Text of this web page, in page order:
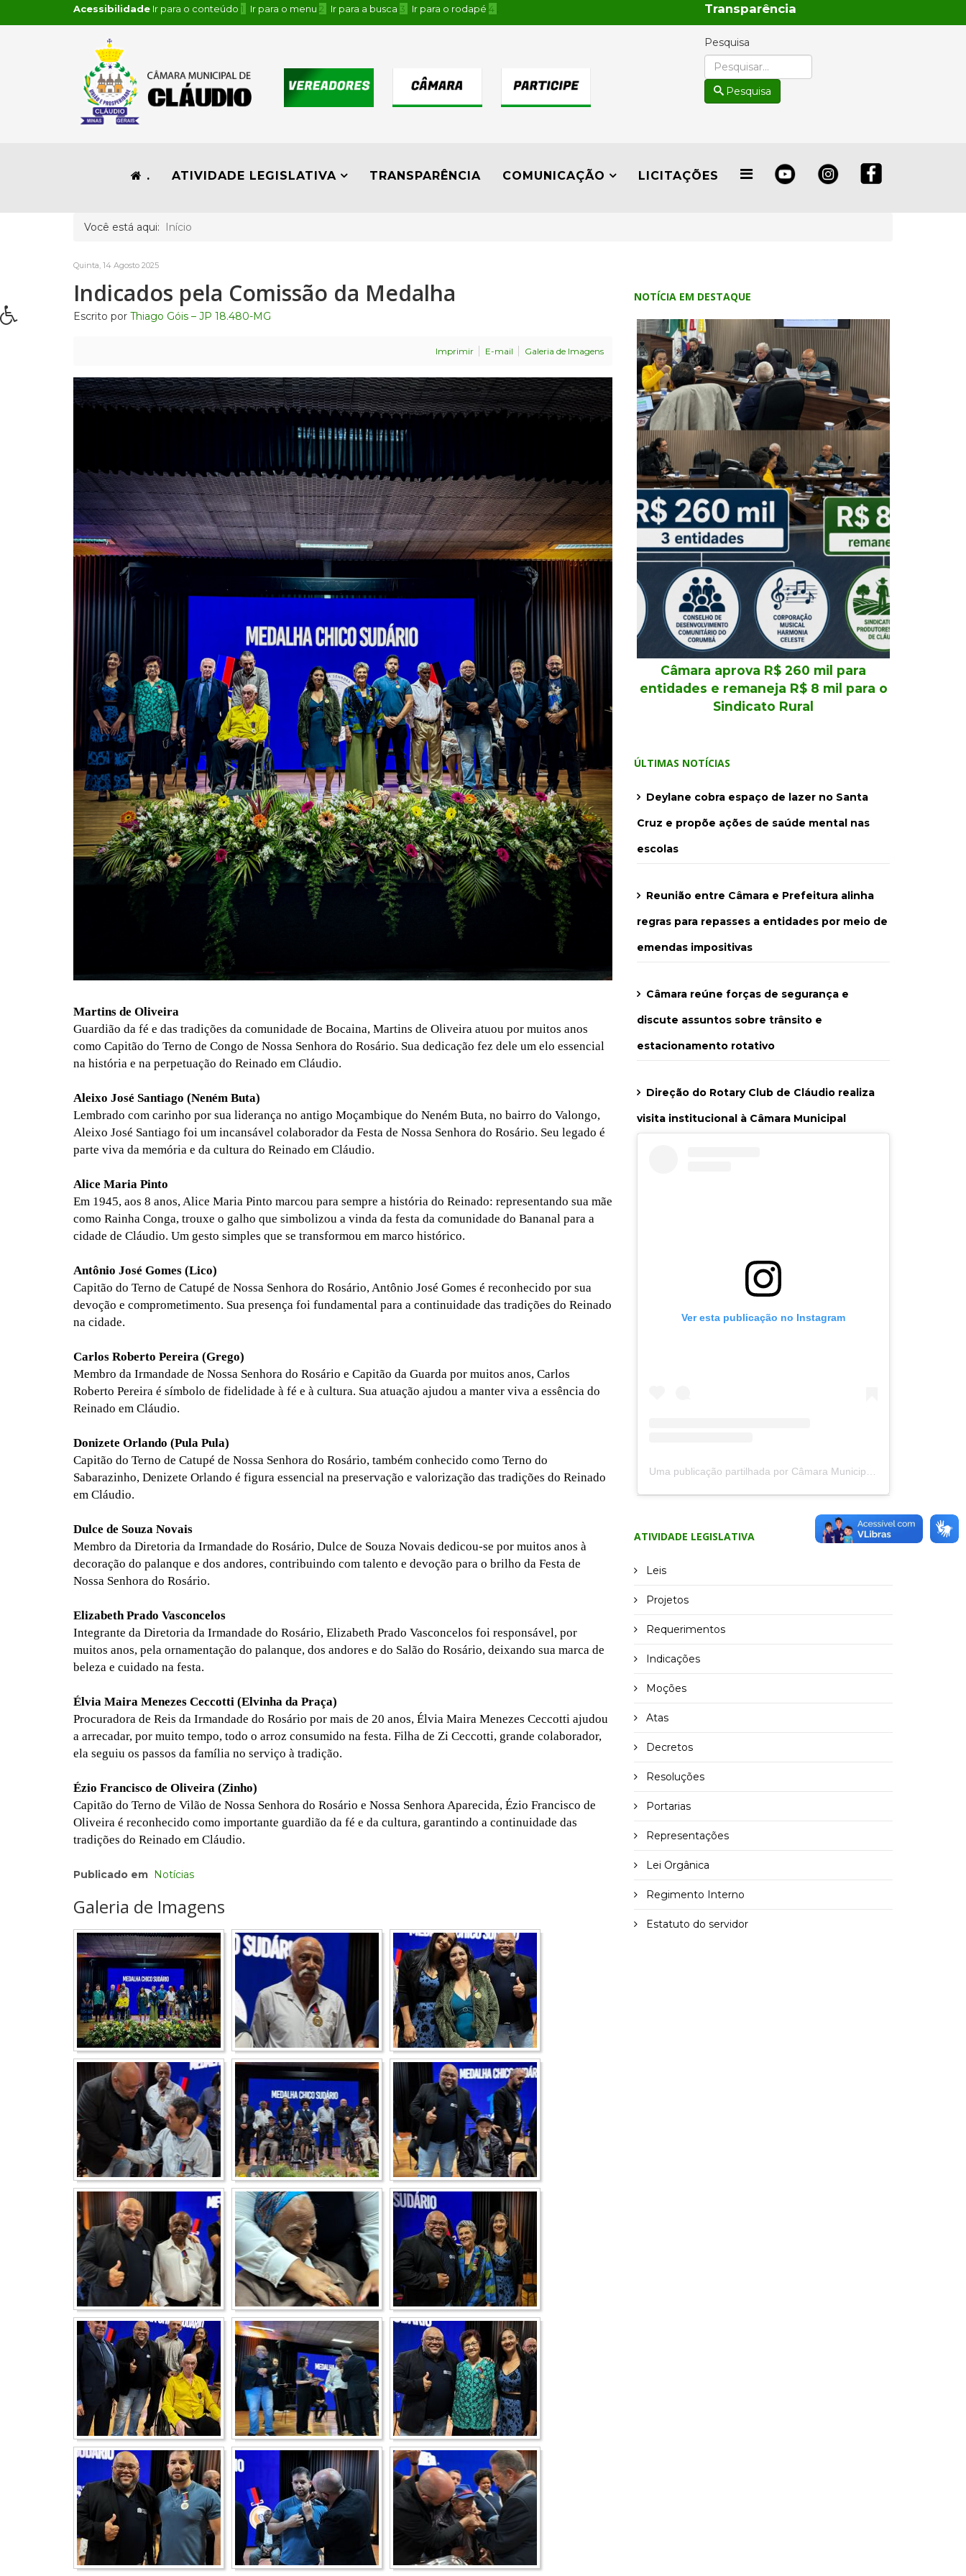
Acessibilidade Ir para o conteúdo 1 Ir para o menu 2 Ir para a busca 3 Ir para o rodapé 4 Transparência
Pesquisa
Pesquisa
. ATIVIDADE LEGISLATIVA TRANSPARÊNCIA COMUNICAÇÃO LICITAÇÕES
Você está aqui: Início
Quinta, 14 Agosto 2025
Indicados pela Comissão da Medalha
Escrito por Thiago Góis – JP 18.480-MG
Imprimir E-mail Galeria de Imagens
Martins de Oliveira
Guardião da fé e das tradições da comunidade de Bocaina, Martins de Oliveira atuou por muitos anos
como Capitão do Terno de Congo de Nossa Senhora do Rosário. Sua dedicação fez dele um elo essencial
na história e na perpetuação do Reinado em Cláudio.
Aleixo José Santiago (Neném Buta)
Lembrado com carinho por sua liderança no antigo Moçambique do Neném Buta, no bairro do Valongo,
Aleixo José Santiago foi um incansável colaborador da Festa de Nossa Senhora do Rosário. Seu legado é
parte viva da memória e da cultura do Reinado em Cláudio.
Alice Maria Pinto
Em 1945, aos 8 anos, Alice Maria Pinto marcou para sempre a história do Reinado: representando sua mãe
como Rainha Conga, trouxe o galho que simbolizou a vinda da festa da comunidade do Bananal para a
cidade de Cláudio. Um gesto simples que se transformou em marco histórico.
Antônio José Gomes (Lico)
Capitão do Terno de Catupé de Nossa Senhora do Rosário, Antônio José Gomes é reconhecido por sua
devoção e comprometimento. Sua presença foi fundamental para a continuidade das tradições do Reinado
na cidade.
Carlos Roberto Pereira (Grego)
Membro da Irmandade de Nossa Senhora do Rosário e Capitão da Guarda por muitos anos, Carlos
Roberto Pereira é símbolo de fidelidade à fé e à cultura. Sua atuação ajudou a manter viva a essência do
Reinado em Cláudio.
Donizete Orlando (Pula Pula)
Capitão do Terno de Catupé de Nossa Senhora do Rosário, também conhecido como Terno do
Sabarazinho, Denizete Orlando é figura essencial na preservação e valorização das tradições do Reinado
em Cláudio.
Dulce de Souza Novais
Membro da Diretoria da Irmandade do Rosário, Dulce de Souza Novais dedicou-se por muitos anos à
decoração do palanque e dos andores, contribuindo com talento e devoção para o brilho da Festa de
Nossa Senhora do Rosário.
Elizabeth Prado Vasconcelos
Integrante da Diretoria da Irmandade do Rosário, Elizabeth Prado Vasconcelos foi responsável, por
muitos anos, pela ornamentação do palanque, dos andores e do Salão do Rosário, deixando sua marca de
beleza e cuidado na festa.
Élvia Maira Menezes Ceccotti (Elvinha da Praça)
Procuradora de Reis da Irmandade do Rosário por mais de 20 anos, Élvia Maira Menezes Ceccotti ajudou
a arrecadar, por muito tempo, todo o arroz consumido na festa. Filha de Zi Ceccotti, grande colaborador,
ela seguiu os passos da família no serviço à tradição.
Ézio Francisco de Oliveira (Zinho)
Capitão do Terno de Vilão de Nossa Senhora do Rosário e Nossa Senhora Aparecida, Ézio Francisco de
Oliveira é reconhecido como importante guardião da fé e da cultura, garantindo a continuidade das
tradições do Reinado em Cláudio.
Publicado em Notícias
Galeria de Imagens
NOTÍCIA EM DESTAQUE
Câmara aprova R$ 260 mil para
entidades e remaneja R$ 8 mil para o
Sindicato Rural
ÚLTIMAS NOTÍCIAS
Deylane cobra espaço de lazer no Santa
Cruz e propõe ações de saúde mental nas
escolas
Reunião entre Câmara e Prefeitura alinha
regras para repasses a entidades por meio de
emendas impositivas
Câmara reúne forças de segurança e
discute assuntos sobre trânsito e
estacionamento rotativo
Direção do Rotary Club de Cláudio realiza
visita institucional à Câmara Municipal
Ver esta publicação no Instagram
ATIVIDADE LEGISLATIVA
Leis
Projetos
Requerimentos
Indicações
Moções
Atas
Decretos
Resoluções
Portarias
Representações
Lei Orgânica
Regimento Interno
Estatuto do servidor